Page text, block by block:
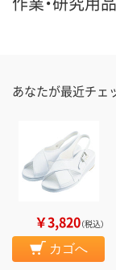
あなたが最近チェ
￥3,820（税込）
カゴへ